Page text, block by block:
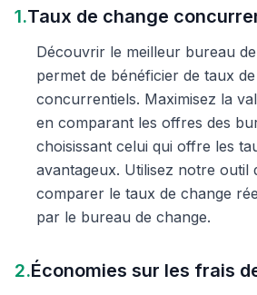
1.Taux de change
Découvrir le meilleur bureau
permet de bénéficier de taux
concurrentiels. Maximisez la
en comparant les offres des
choisissant celui qui offre les
avantageux. Utilisez notre outil
comparer le taux de change
par le bureau de change.
2.Économies sur les frais